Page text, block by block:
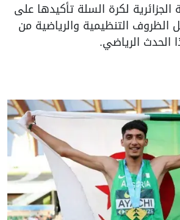
الجزائرية لكرة السلة تأكيدها على
الظروف التنظيمية والرياضية من
الحدث الرياضي.